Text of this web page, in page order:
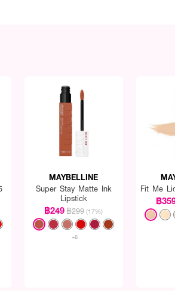
MAYBELLINE
Super Stay Matte Ink
Lipstick
฿249฿299 (17%)
+6
Fit Me
฿